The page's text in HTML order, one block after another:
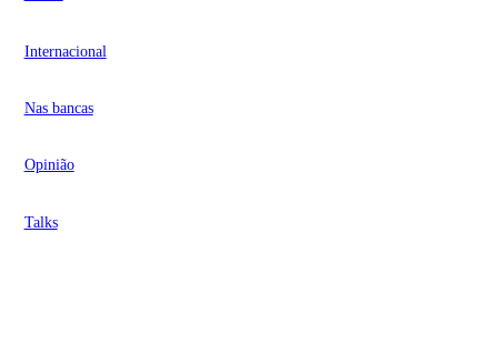
Internacional
Nas bancas
Opinião
Talks